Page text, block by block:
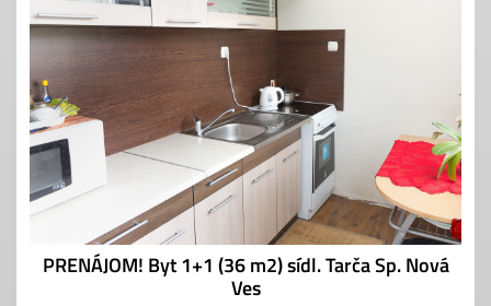
PRENÁJOM! Byt 1+1 (36 m2) sídl. Tarča Sp. Nová
Ves